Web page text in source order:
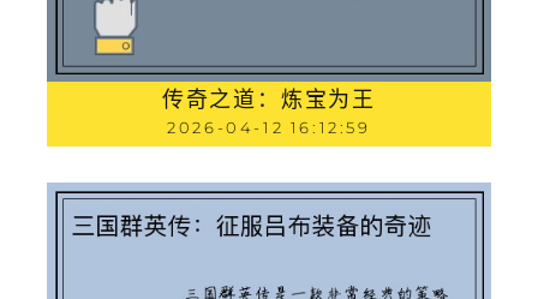
传奇之道：炼宝为王
2026-04-12 16:12:59